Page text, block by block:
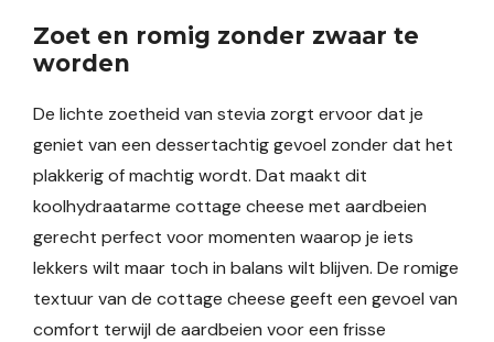
Zoet en romig zonder zwaar te
worden
De lichte zoetheid van stevia zorgt ervoor dat je
geniet van een dessertachtig gevoel zonder dat het
plakkerig of machtig wordt. Dat maakt dit
koolhydraatarme cottage cheese met aardbeien
gerecht perfect voor momenten waarop je iets
lekkers wilt maar toch in balans wilt blijven. De romige
textuur van de cottage cheese geeft een gevoel van
comfort terwijl de aardbeien voor een frisse